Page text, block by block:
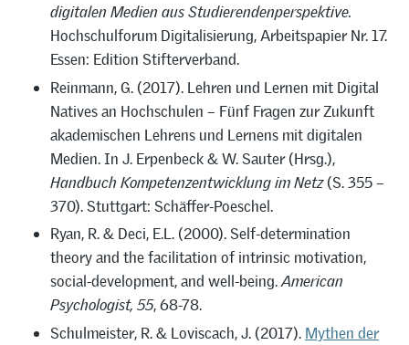
digitalen Medien aus Studierendenperspektive.
Hochschulforum Digitalisierung, Arbeitspapier Nr. 17.
Essen: Edition Stifterverband.
Reinmann, G. (2017). Lehren und Lernen mit Digital
Natives an Hochschulen – Fünf Fragen zur Zukunft
akademischen Lehrens und Lernens mit digitalen
Medien. In J. Erpenbeck & W. Sauter (Hrsg.),
Handbuch Kompetenzentwicklung im Netz(S. 355 –
370). Stuttgart: Schäffer-Poeschel.
Ryan, R. & Deci, E.L. (2000). Self-determination
theory and the facilitation of intrinsic motivation,
social-development, and well-being.American
Psychologist, 55, 68-78.
Schulmeister, R. & Loviscach, J. (2017). Mythen der